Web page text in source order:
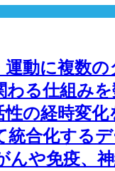
運動に複数
わる仕組みを
の経時変化
統合化する
んや免疫、